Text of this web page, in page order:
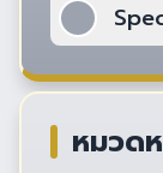
หมวด